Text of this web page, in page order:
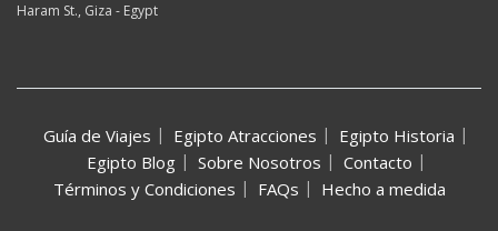
Haram St., Giza - Egypt
Guía de Viajes Egipto Atracciones
Egipto Historia
Egipto Blog
Sobre Nosotros
Contacto
Términos y Condiciones
FAQs Hecho a medida